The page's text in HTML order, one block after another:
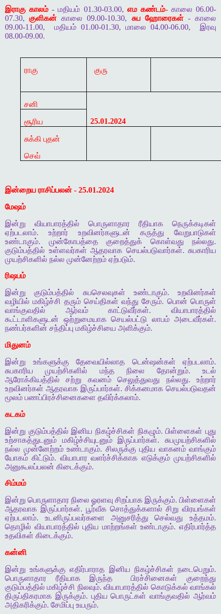
இராகு காலம் - மதியம் 01.30-03.00, எம கண்டம்-காலை 06.00-
07.30,குளிகன் காலை 09.00-10.30, சுப ஹோரைகள்- காலை
09.00-11.00,
மதியம் 01.00-01.30, மாலை 04.00-06.00,
இரவு
08.00-09.00.
ராகு குரு
சனி
25.01.2024
சூரிய
சுக்கி புதன்
செவ்
இன்றைய ராசிப்பலன் - 25.01.2024
மேஷம்
இன்று வியாபாரத்தில் பொருளாதார ரீதியாக நெருக்கடிகள்
ஏற்படலாம். உற்றார் உறவினர்களுடன் கருத்து வேறுபாடுகள்
உண்டாகும். முன்கோபத்தை குறைத்துக் கொள்வது நல்லது.
குடும்பத்தில் உள்ளவர்கள் ஆதரவாக செயல்படுவார்கள். சுபகாரிய
முயற்சிகளில் நல்ல முன்னேற்றம் ஏற்படும்.
ரிஷபம்
இன்று குடும்பத்தில் சுபசெலவுகள் உண்டாகும். உறவினர்கள்
வழியில் மகிழ்ச்சி தரும் செய்திகள் வந்து சேரும். பொன் பொருள்
வாங்குவதில் ஆர்வம் காட்டுவீர்கள். வியாபாரத்தில்
கூட்டாளிகளுடன் ஒற்றுமையாக செயல்பட்டு லாபம் அடைவீர்கள்.
நண்பர்களின் சந்திப்பு மகிழ்ச்சியை அளிக்கும்.
மிதுனம்
இன்று உங்களுக்கு தேவையில்லாத டென்ஷன்கள் ஏற்படலாம்.
சுபகாரிய முயற்சிகளில் மந்த நிலை தோன்றும். உடல்
ஆரோக்கியத்தில் சற்று கவனம் செலுத்துவது நல்லது. உற்றார்
உறவினர்கள் ஆதரவாக இருப்பார்கள். சிக்கனமாக செயல்படுவதன்
மூலம் பணப்பிரச்சினைகளை தவிர்க்கலாம்.
கடகம்
இன்று குடும்பத்தில் இனிய நிகழ்ச்சிகள் நிகழும். பிள்ளைகள் புது
உற்சாகத்துடனும் மகிழ்ச்சியுடனும் இருப்பார்கள். சுபமுயற்சிகளில்
நல்ல முன்னேற்றம் உண்டாகும். சிலருக்கு புதிய வாகனம் வாங்கும்
யோகம் கிட்டும். வியாபார வளர்ச்சிக்காக எடுக்கும் முயற்சிகளில்
அனுகூலப்பலன் கிடைக்கும்.
சிம்மம்
இன்று பொருளாதார நிலை ஓரளவு சிறப்பாக இருக்கும். பிள்ளைகள்
ஆதரவாக இருப்பார்கள். பூர்வீக சொத்துக்களால் சிறு விரயங்கள்
ஏற்படலாம். உடனிருப்பவர்களை அனுசரித்து செல்வது உத்தமம்.
தொழில் வியாபாரத்தில் புதிய மாற்றங்கள் உண்டாகும். எதிர்பார்த்த
உதவிகள் கிடைக்கும்.
கன்னி
இன்று உங்களுக்கு எதிர்பாராத இனிய நிகழ்ச்சிகள் நடைபெறும்.
பொருளாதார ரீதியாக இருந்த
பிரச்சினைகள் குறைந்து
குடும்பத்தில் மகிழ்ச்சி நிலவும். வியாபாரத்தில் கொடுக்கல் வாங்கல்
திருப்திகரமாக இருக்கும். புதிய பொருட்கள் வாங்குவதில் ஆர்வம்
அதிகரிக்கும். சேமிப்பு உயரும்.